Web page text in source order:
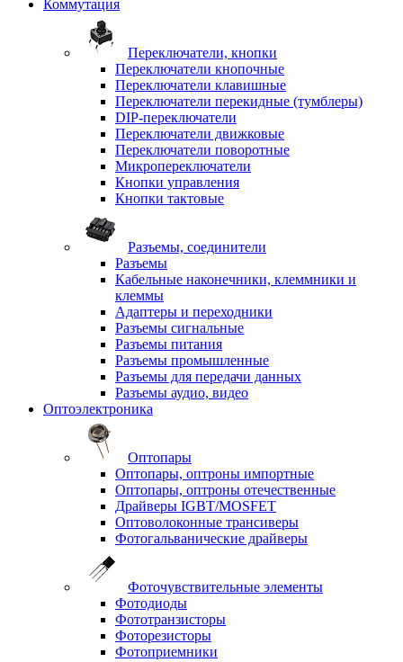
Коммутация
Переключатели, кнопки
Переключатели кнопочные
Переключатели клавишные
Переключатели перекидные (тумблеры)
DIP-переключатели
Переключатели движковые
Переключатели поворотные
Микропереключатели
Кнопки управления
Кнопки тактовые
Разъемы, соединители
Разъемы
Кабельные наконечники, клеммники и
клеммы
Адаптеры и переходники
Разъемы сигнальные
Разъемы питания
Разъемы промышленные
Разъемы для передачи данных
Разъемы аудио, видео
Оптоэлектроника
Оптопары
Оптопары, оптроны импортные
Оптопары, оптроны отечественные
Драйверы IGBT/MOSFET
Оптоволоконные трансиверы
Фотогальванические драйверы
Фоточувствительные элементы
Фотодиоды
Фототранзисторы
Фоторезисторы
Фотоприемники